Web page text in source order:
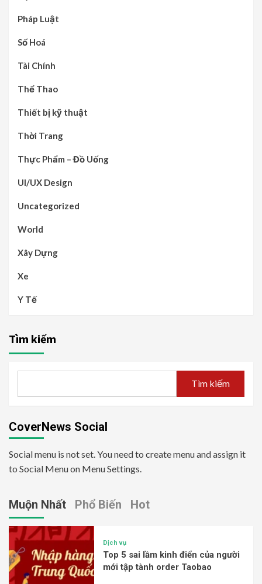
Pháp Luật
Số Hoá
Tài Chính
Thể Thao
Thiết bị kỹ thuật
Thời Trang
Thực Phẩm – Đồ Uống
UI/UX Design
Uncategorized
World
Xây Dựng
Xe
Y Tế
Tìm kiếm
Tìm kiếm
CoverNews Social
Social menu is not set. You need to create menu and assign it
to Social Menu on Menu Settings.
Muộn Nhất Phổ Biến Hot
Dịch vụ
Top 5 sai lầm kinh điển của người
mới tập tành order Taobao